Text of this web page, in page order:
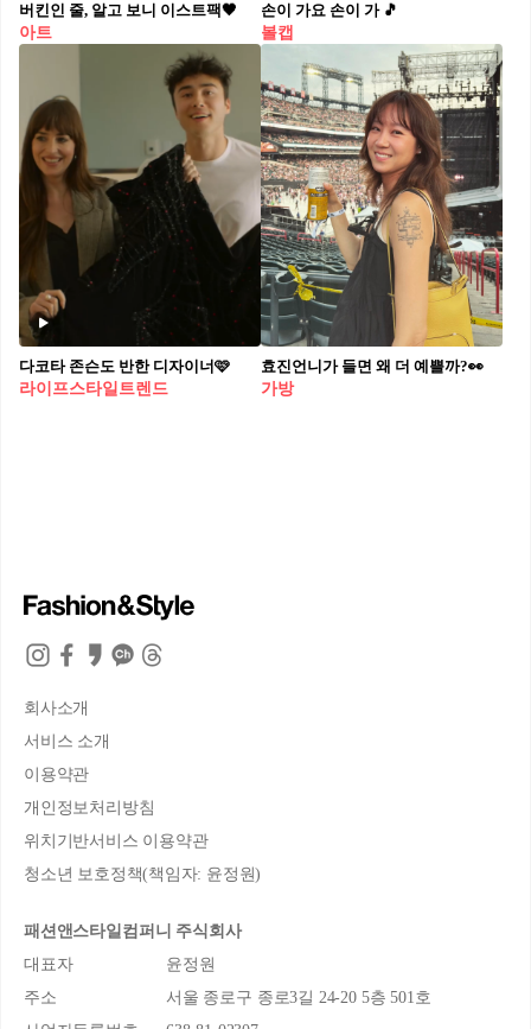
버킨인 줄, 알고 보니 이스트팩🖤
아트
손이 가요 손이 가 🎵
볼캡
다코타 존슨도 반한 디자이너🩷
라이프스타일트렌드
효진언니가 들면 왜 더 예쁠까?👀
가방
회사소개
서비스 소개
이용약관
개인정보처리방침
위치기반서비스 이용약관
청소년 보호정책(책임자: 윤정원)
패션앤스타일컴퍼니 주식회사
대표자
윤정원
주소
서울 종로구 종로3길 24-20 5층 501호